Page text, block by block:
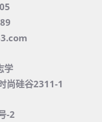
学
尚硅谷2311-1
-2